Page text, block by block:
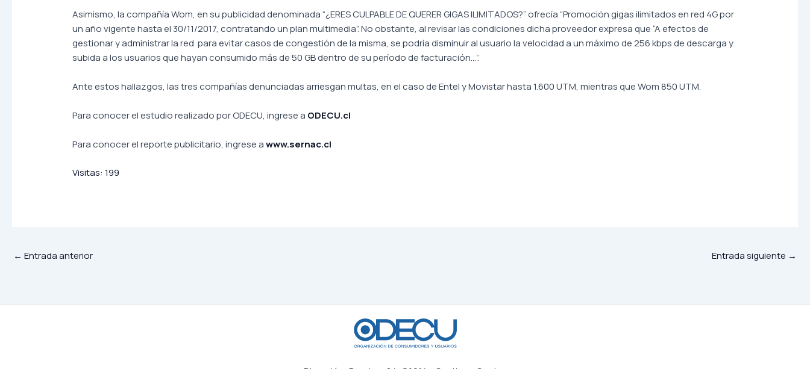
Asimismo, la compañía Wom, en su publicidad denominada “¿ERES CULPABLE DE QUERER GIGAS ILIMITADOS?” ofrecía “Promoción gigas ilimitados en red 4G por
un año vigente hasta el 30/11/2017, contratando un plan multimedia”. No obstante, al revisar las condiciones dicha proveedor expresa que “A efectos de
gestionar y administrar la red para evitar casos de congestión de la misma, se podría disminuir al usuario la velocidad a un máximo de 256 kbps de descarga y
subida a los usuarios que hayan consumido más de 50 GB dentro de su período de facturación…”.
Ante estos hallazgos, las tres compañías denunciadas arriesgan multas, en el caso de Entel y Movistar hasta 1.600 UTM, mientras que Wom 850 UTM.
Para conocer el estudio realizado por ODECU, ingrese a ODECU.cl
Para conocer el reporte publicitario, ingrese awww.sernac.cl
Visitas: 199
← Entrada anterior Entrada siguiente →